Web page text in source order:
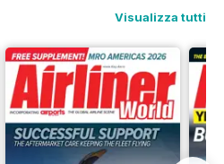
Visualizza tutti